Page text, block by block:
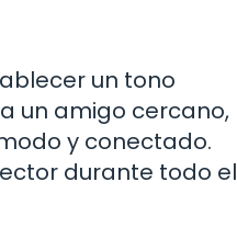
un tono
un amigo cercano,
y conectado.
durante todo el